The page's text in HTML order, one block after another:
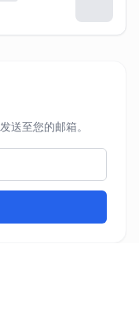
送至您的邮箱。